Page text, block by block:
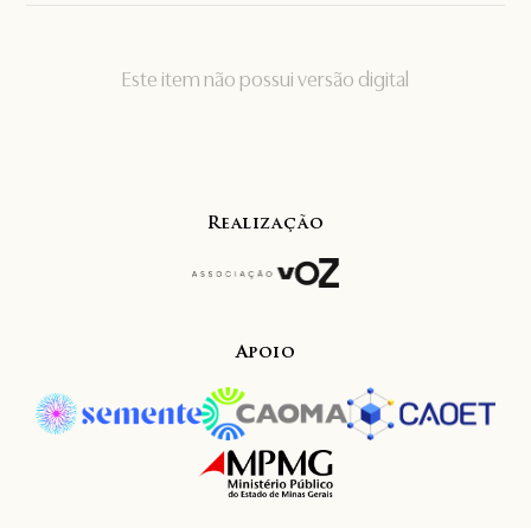
Este item não possui versão digital
Realização
Apoio